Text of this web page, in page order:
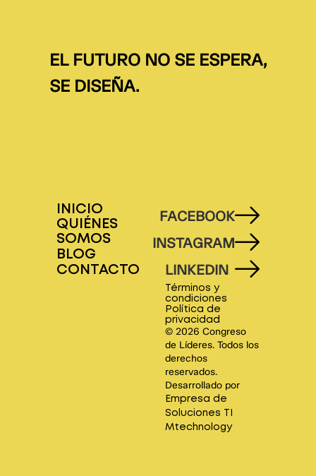
EL FUTURO NO SE ESPERA,
SE DISEÑA.
INICIO
QUIÉNES
SOMOS
BLOG
CONTACTO
FACEBOOK
INSTAGRAM
LINKEDIN
Términos y
condiciones
Política de
privacidad
© 2026 Congreso
de Líderes. Todos los
derechos
reservados.
Desarrollado por
Empresa de
Soluciones TI
Mtechnology